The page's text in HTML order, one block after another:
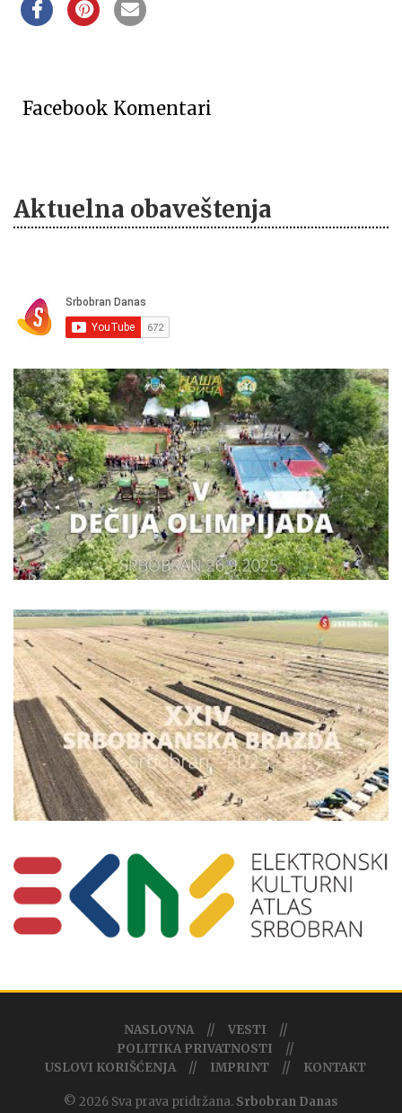
Facebook Komentari
Aktuelna obaveštenja
NASLOVNA
VESTI
POLITIKA PRIVATNOSTI
USLOVI KORIŠĆENJA
IMPRINT KONTAKT
© 2026 Sva prava pridržana. Srbobran Danas